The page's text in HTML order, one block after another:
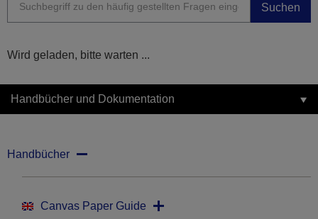
Suchen
Wird geladen, bitte warten ...
Handbücher und Dokumentation
Handbücher
Canvas Paper Guide